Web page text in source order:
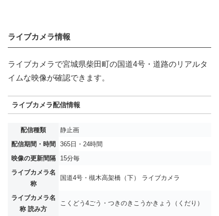
ライブカメラ情報
ライブカメラで宮城県柴田町の国道4号・道路のリアルタ
イムな映像が確認できます。
ライブカメラ配信情報
配信種類
静止画
配信期間・時間
365日・24時間
映像の更新間隔
15分毎
ライブカメラ名
称
国道4号・槻木高架橋（下） ライブカメラ
ライブカメラ名
称 読み方
こくどう4ごう・つきのきこうかきょう（くだり）